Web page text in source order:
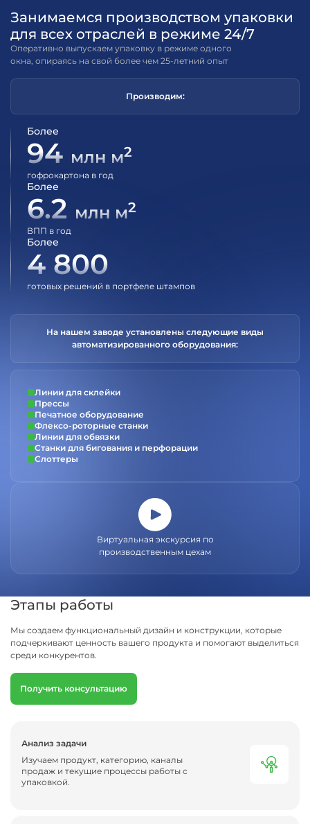
Виртуальная экскурсия по
производственным цехам
Занимаемся производством упаковки
для всех отраслей в режиме 24/7
Оперативно выпускаем упаковку в режиме одного
окна, опираясь на свой более чем 25-летний опыт
Производим:
Более
94 млн м2
гофрокартона в год
Более
6.2 млн м2
ВПП в год
Более
4 800
готовых решений в портфеле штампов
На нашем заводе установлены следующие виды
автоматизированного оборудования:
Линии для склейки
Прессы
Печатное оборудование
Флексо-роторные станки
Линии для обвязки
Станки для бигования и перфорации
Слоттеры
Этапы работы
Мы создаем функциональный дизайн и конструкции, которые
подчеркивают ценность вашего продукта и помогают выделиться
среди конкурентов.
Получить консультацию
Анализ задачи
Изучаем продукт, категорию, каналы
продаж и текущие процессы работы с
упаковкой.